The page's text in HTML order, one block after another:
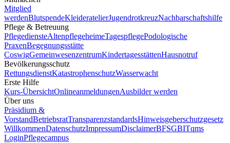
Mitglied
werdenBlutspendeKleideratelierJugendrotkreuzNachbarschaftshilfe
Pflege & Betreuung
PflegediensteAltenpflegeheimeTagespflegePodologische
PraxenBegegnungsstätte
CoswigGemeinwesenzentrumKindertagesstättenHausnotruf
Bevölkerungsschutz
RettungsdienstKatastrophenschutzWasserwacht
Erste Hilfe
Kurs-ÜbersichtOnlineanmeldungenAusbilder werden
Über uns
Präsidium &
VorstandBetriebsratTransparenzstandardsHinweisgeberschutzgesetz
WillkommenDatenschutzImpressumDisclaimerBFSGBITqms
LoginPflegecampus